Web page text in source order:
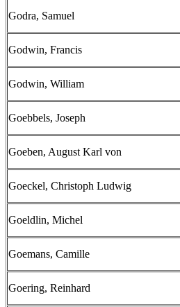
Godra, Samuel
Godwin, Francis
Godwin, William
Goebbels, Joseph
Goeben, August Karl von
Goeckel, Christoph Ludwig
Goeldlin, Michel
Goemans, Camille
Goering, Reinhard